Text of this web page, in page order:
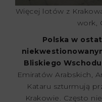
Więcej lotów z
work,
Polska w
Bliskiego
Emiratów Arabskich,
Kataru szturmują
Krakowie. Często